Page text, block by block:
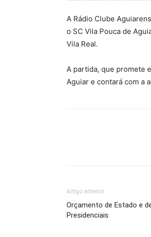
A Rádio Clube
o SC Vila Pouca de
Vila Real.
A partida, que promete
Aguiar e contará com a
Artigo anterior
Orçamento de Estado e
Presidenciais